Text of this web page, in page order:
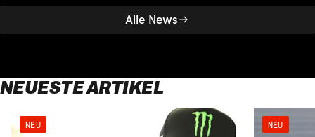
Alle News
NEUESTE ARTIKEL
NEU NEU